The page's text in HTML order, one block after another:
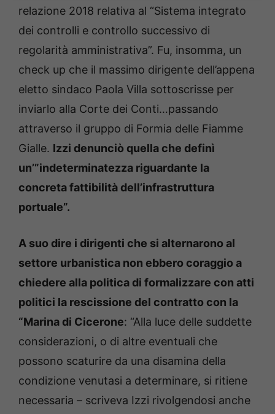
relazione 2018 relativa al “Sistema integrato
dei controlli e controllo successivo di
regolarità amministrativa”. Fu, insomma, un
check up che il massimo dirigente dell’appena
eletto sindaco Paola Villa sottoscrisse per
inviarlo alla Corte dei Conti…passando
attraverso il gruppo di Formia delle Fiamme
Gialle. Izzi denunciò quella che definì
un’”indeterminatezza riguardante la
concreta fattibilità dell’infrastruttura
portuale”.
A suo dire i dirigenti che si alternarono al
settore urbanistica non ebbero coraggio a
chiedere alla politica di formalizzare con atti
politici la rescissione del contratto con la
“Marina di Cicerone: “Alla luce delle suddette
considerazioni, o di altre eventuali che
possono scaturire da una disamina della
condizione venutasi a determinare, si ritiene
necessaria – scriveva Izzi rivolgendosi anche